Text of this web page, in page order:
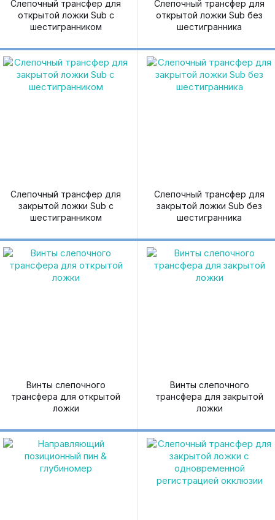
Слепочный трансфер для
открытой ложки Sub с
шестигранником
Слепочный трансфер для
открытой ложки Sub без
шестигранника
Слепочный трансфер для
закрытой ложки Sub с
шестигранником
Слепочный трансфер для
закрытой ложки Sub без
шестигранника
Винты слепочного
трансфера для открытой
ложки
Винты слепочного
трансфера для закрытой
ложки